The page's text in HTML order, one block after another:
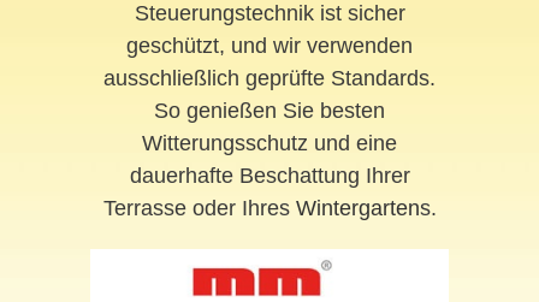
Steuerungstechnik ist sicher
geschützt, und wir verwenden
ausschließlich geprüfte Standards.
So genießen Sie besten
Witterungsschutz und eine
dauerhafte Beschattung Ihrer
Terrasse oder Ihres Wintergartens.